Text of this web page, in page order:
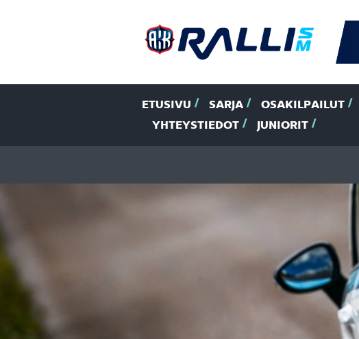
ETUSIVU SARJA OSAKILPAILUT
YHTEYSTIEDOT
JUNIORIT